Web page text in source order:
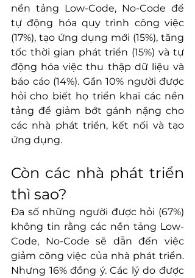
nền tảng Low-Code, No-Code để
tự động hóa quy trình công việc
(17%), tạo ứng dụng mới (15%), tăng
tốc thời gian phát triển (15%) và tự
động hóa việc thu thập dữ liệu và
báo cáo (14%). Gần 10% người được
hỏi cho biết họ triển khai các nền
tảng để giảm bớt gánh nặng cho
các nhà phát triển, kết nối và tạo
ứng dụng.
Còn các nhà phát triển
thì sao?
Đa số những người được hỏi (67%)
không tin rằng các nền tảng Low-
Code, No-Code sẽ dẫn đến việc
giảm công việc của nhà phát triển.
Nhưng 16% đồng ý. Các lý do được